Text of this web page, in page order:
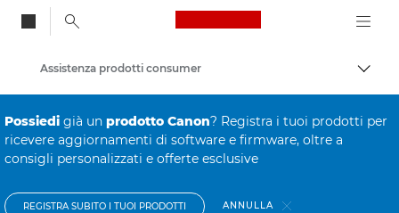
Canon Logo, back
Assistenza prodotti consumer
Possiedi già un prodotto Canon? Registra i tuoi prodotti per
ricevere aggiornamenti di software e firmware, oltre a
consigli personalizzati e offerte esclusive
REGISTRA SUBITO I TUOI PRODOTTI ANNULLA